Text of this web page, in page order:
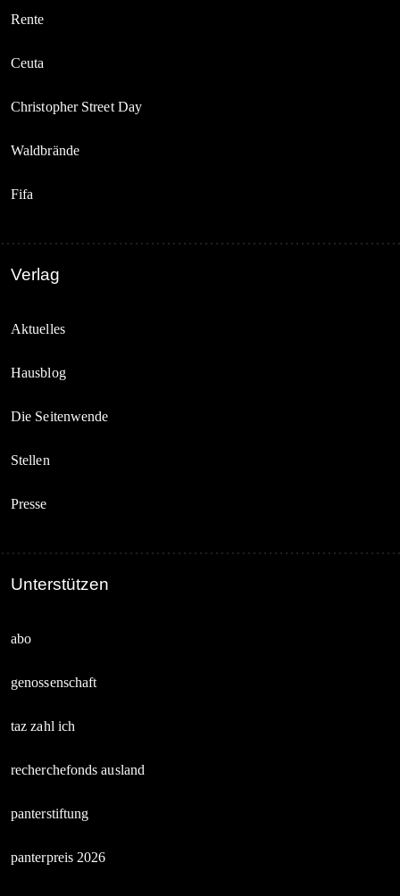
Rente
Ceuta
Christopher Street Day
Waldbrände
Fifa
Verlag
Aktuelles
Hausblog
Die Seitenwende
Stellen
Presse
Unterstützen
abo
genossenschaft
taz zahl ich
recherchefonds ausland
panterstiftung
panterpreis 2026